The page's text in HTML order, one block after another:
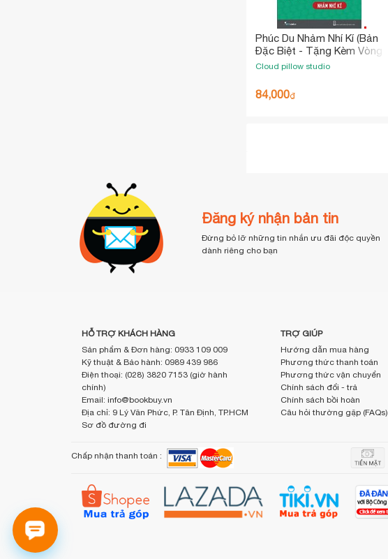
Phúc Du Nhảm Nhí Kí (Bản
Đặc Biệt - Tặng Kèm Vòng
Tay)
Cloud pillow studio
84,000₫
Đăng ký nhận bản tin
Đừng bỏ lỡ những tin nhắn ưu đãi độc quyền
dành riêng cho bạn
HỖ TRỢ KHÁCH HÀNG
Sản phẩm & Đơn hàng: 0933 109 009
Kỹ thuật & Bảo hành: 0989 439 986
Điện thoại: (028) 3820 7153 (giờ hành
chính)
Email: info@bookbuy.vn
Địa chỉ: 9 Lý Văn Phức, P. Tân Định, TP.HCM
Sơ đồ đường đi
TRỢ GIÚP
Hướng dẫn mua hàng
Phương thức thanh toán
Phương thức vận chuyển
Chính sách đổi - trả
Chính sách bồi hoàn
Câu hỏi thường gặp (FAQs)
Chấp nhận thanh toán :